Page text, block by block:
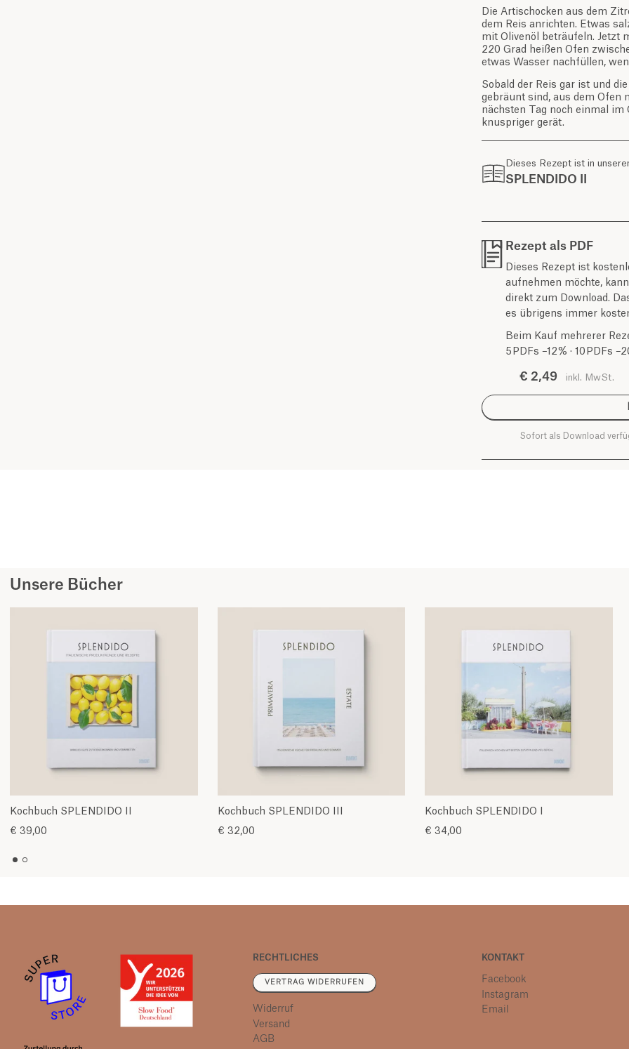
Die Artischocken aus dem
dem Reis anrichten. Etwas
mit Olivenöl beträufeln. Jetzt
220 Grad heißen Ofen
etwas Wasser nachfüllen,
Sobald der Reis gar ist und
gebräunt sind, aus dem Ofen
nächsten Tag noch einmal im
knuspriger gerät.
Dieses Rezept ist in
SPLENDIDO II
Rezept als PDF
Dieses Rezept ist
aufnehmen möchte,
direkt zum Download.
es übrigens immer
Beim Kauf mehrerer
5 PDFs –12 % · 10 PDFs
€ 2,49 inkl. MwSt.
Sofort als Download
Unsere Bücher
Kochbuch SPLENDIDO II
€ 39,00
Kochbuch SPLENDIDO III
€ 32,00
Kochbuch SPLENDIDO I
€ 34,00
RECHTLICHES
VERTRAG WIDERRUFEN
Widerruf
Versand
AGB
KONTAKT
Facebook
Instagram
Email